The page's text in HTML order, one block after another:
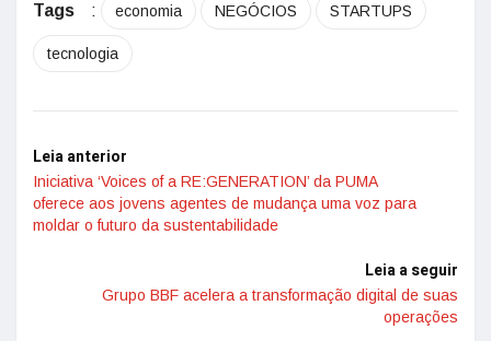
Tags : economia NEGÓCIOS STARTUPS
tecnologia
Leia anterior
Iniciativa ‘Voices of a RE:GENERATION’ da PUMA
oferece aos jovens agentes de mudança uma voz para
moldar o futuro da sustentabilidade
Leia a seguir
Grupo BBF acelera a transformação digital de suas
operações